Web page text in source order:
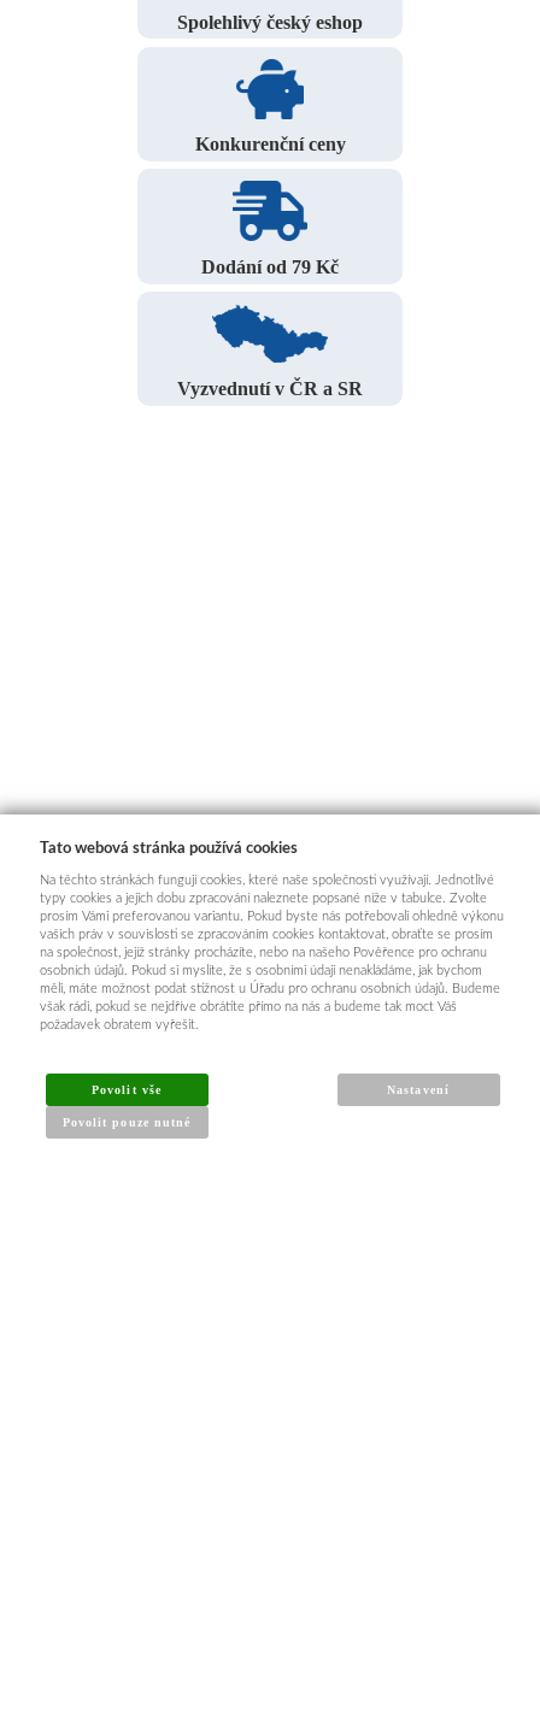
Spolehlivý český eshop
Konkurenční ceny
Dodání od 79 Kč
Vyzvednutí v ČR a SR
INFORMACE PRO KUPUJÍCÍ
Tato webová stránka používá cookies
Na těchto stránkách fungují cookies, které naše společnosti využívají. Jednotlivé
typy cookies a jejich dobu zpracování naleznete popsané níže v tabulce. Zvolte
prosím Vámi preferovanou variantu. Pokud byste nás potřebovali ohledně výkonu
vašich práv v souvislosti se zpracováním cookies kontaktovat, obraťte se prosím
na společnost, jejíž stránky procházíte, nebo na našeho Pověřence pro ochranu
osobních údajů. Pokud si myslíte, že s osobními údaji nenakládáme, jak bychom
měli, máte možnost podat stížnost u Úřadu pro ochranu osobních údajů. Budeme
však rádi, pokud se nejdříve obrátíte přímo na nás a budeme tak moct Váš
požadavek obratem vyřešit.
Povolit vše
Povolit pouze nutné
Nastavení